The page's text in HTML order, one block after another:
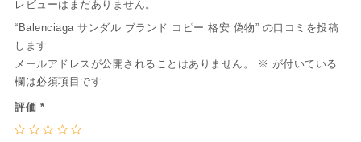
レビューはまだありません。
“Balenciaga サンダル ブランド コピー 格安 偽物” の口コミを投稿
します
メールアドレスが公開されることはありません。
※ が付いている
欄は必須項目です
評価 *